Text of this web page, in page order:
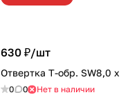
630 ₽/шт
Отвертка T-обр. SW8,0
0 0 Нет в наличии